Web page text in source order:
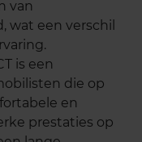
van
wat een verschil
is een
die op
en
prestaties op